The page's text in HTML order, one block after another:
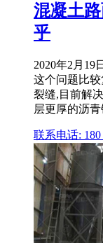
混凝土
乎
2020年2月19
这个问题比
裂缝,目前解
层更厚的沥青
联系电话: 180